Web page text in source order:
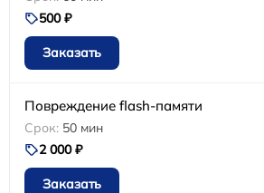
500 ₽
Заказать
Повреждение flash-памяти
50 мин
2 000 ₽
Заказать